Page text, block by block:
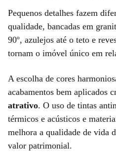
Pequenos detalhes fazem
qualidade, bancadas em
90º, azulejos até o teto e
tornam o imóvel único em
A escolha de cores
acabamentos bem aplicados
atrativo. O uso de tintas
térmicos e acústicos e
melhora a qualidade de vida
valor patrimonial.